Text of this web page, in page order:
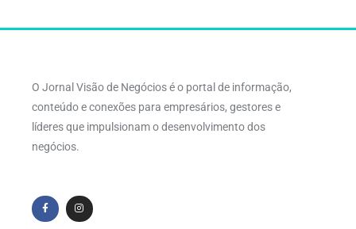
O Jornal Visão de Negócios é o portal de informação,
conteúdo e conexões para empresários, gestores e
líderes que impulsionam o desenvolvimento dos
negócios.